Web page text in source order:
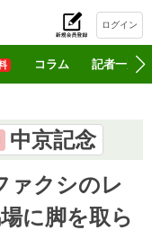
ログイン
コラム 記者一覧
中京記念
ァクシのレ
に脚を取ら